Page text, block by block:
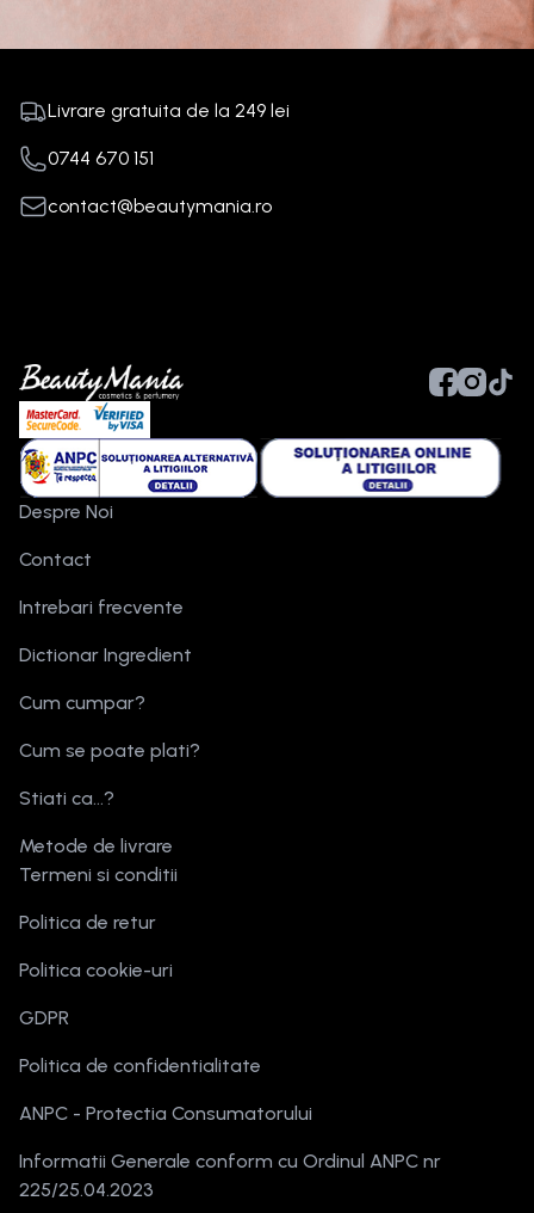
Livrare gratuita de la 249 lei
0744 670 151
contact@beautymania.ro
Despre Noi
Contact
Intrebari frecvente
Dictionar Ingredient
Cum cumpar?
Cum se poate plati?
Stiati ca...?
Metode de livrare
Termeni si conditii
Politica de retur
Politica cookie-uri
GDPR
Politica de confidentialitate
ANPC - Protectia Consumatorului
Informatii Generale conform cu Ordinul ANPC nr
225/25.04.2023